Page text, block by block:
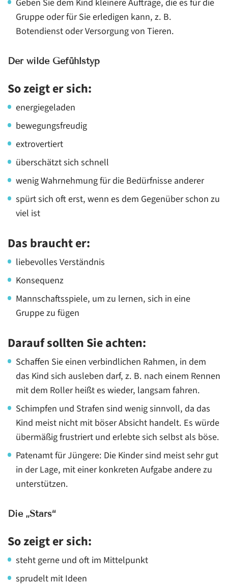
Geben Sie dem Kind kleinere Aufträge, die es für die
Gruppe oder für Sie erledigen kann, z. B.
Botendienst oder Versorgung von Tieren.
Der wilde Gefühlstyp
So zeigt er sich:
energiegeladen
bewegungsfreudig
extrovertiert
überschätzt sich schnell
wenig Wahrnehmung für die Bedürfnisse anderer
spürt sich oft erst, wenn es dem Gegenüber schon zu
viel ist
Das braucht er:
liebevolles Verständnis
Konsequenz
Mannschaftsspiele, um zu lernen, sich in eine
Gruppe zu fügen
Darauf sollten Sie achten:
Schaffen Sie einen verbindlichen Rahmen, in dem
das Kind sich ausleben darf, z. B. nach einem Rennen
mit dem Roller heißt es wieder, langsam fahren.
Schimpfen und Strafen sind wenig sinnvoll, da das
Kind meist nicht mit böser Absicht handelt. Es würde
übermäßig frustriert und erlebte sich selbst als böse.
Patenamt für Jüngere: Die Kinder sind meist sehr gut
in der Lage, mit einer konkreten Aufgabe andere zu
unterstützen.
Die „Stars“
So zeigt er sich:
steht gerne und oft im Mittelpunkt
sprudelt mit Ideen